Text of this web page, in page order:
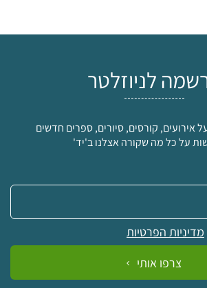
לניוזלטר
אירועים, קורסים, סיורים, ספרים חדשים
על כל מה שקורה אצלנו ב'יד'
מדיניות הפרטיות
צרפו אותי